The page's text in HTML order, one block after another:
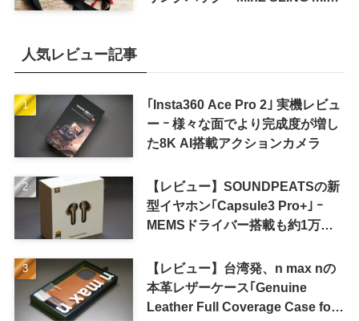
人気レビュー記事
｢Insta360 Ace Pro 2｣ 実機レビュ
ー ｰ 様々な面でより完成度が増し
た8K AI搭載アクションカメラ
【レビュー】SOUNDPEATSの新
型イヤホン｢Capsule3 Pro+｣ ｰ
MEMSドライバー搭載も約1万円
【レビュー】台湾発、n max nの
本革レザーケース｢Genuine
Leather Full Coverage Case for